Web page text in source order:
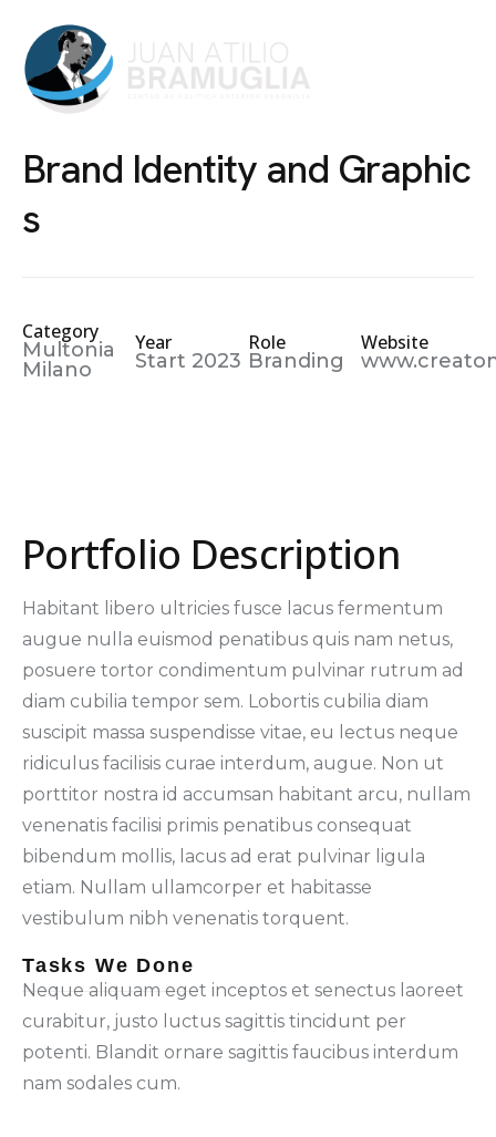
Brand Identity and Graphic
s
Category
Multonia
Milano
Year
Start 2023
Role
Branding
Website
Portfolio Description
Habitant libero ultricies fusce lacus fermentum
augue nulla euismod penatibus quis nam netus,
posuere tortor condimentum pulvinar rutrum ad
diam cubilia tempor sem. Lobortis cubilia diam
suscipit massa suspendisse vitae, eu lectus neque
ridiculus facilisis curae interdum, augue. Non ut
porttitor nostra id accumsan habitant arcu, nullam
venenatis facilisi primis penatibus consequat
bibendum mollis, lacus ad erat pulvinar ligula
etiam. Nullam ullamcorper et habitasse
vestibulum nibh venenatis torquent.
Tasks We Done
Neque aliquam eget inceptos et senectus laoreet
curabitur, justo luctus sagittis tincidunt per
potenti. Blandit ornare sagittis faucibus interdum
nam sodales cum.